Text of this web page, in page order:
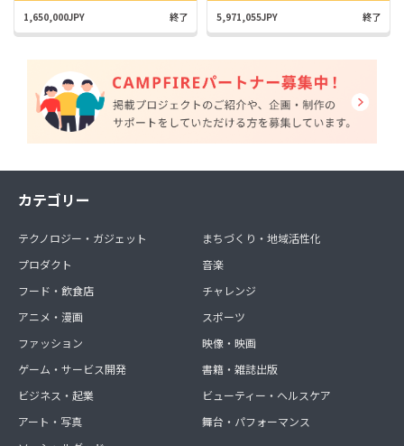
1,650,000JPY 終了 5,971,055JPY 終了
カテゴリー
テクノロジー・ガジェット
プロダクト
フード・飲食店
アニメ・漫画
ファッション
ゲーム・サービス開発
ビジネス・起業
アート・写真
まちづくり・地域活性化
音楽
チャレンジ
スポーツ
映像・映画
書籍・雑誌出版
ビューティー・ヘルスケア
舞台・パフォーマンス